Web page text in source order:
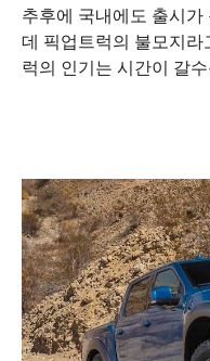
추후에 국내에도 출시
데 픽업트럭의 불모지라
럭의 인기는 시간이 갈